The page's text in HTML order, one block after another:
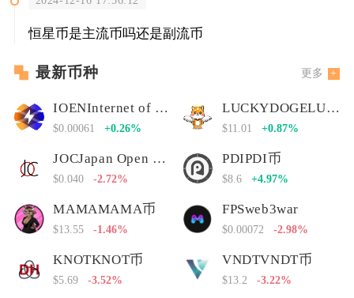
恒星币是主流币吗还是副流币
最新币种 更多
IOENInternet of Energy Network
$0.00061 +0.26%
LUCKYDOGELUCKYDOGE币
$11.01 +0.87%
JOCJapan Open Chain
$0.040 -2.72%
PDIPDI币
$8.6 +4.97%
MAMAMAMA币
$13.55 -1.46%
FPSweb3war
$0.00072 -2.98%
KNOTKNOT币
$5.69 -3.52%
VNDTVNDT币
$13.2 -3.22%